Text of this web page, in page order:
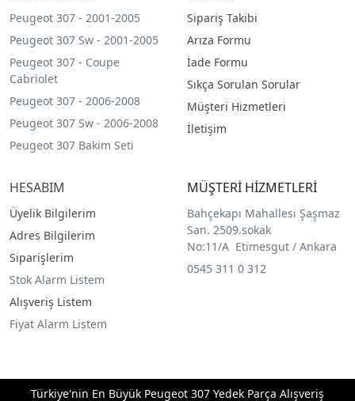
Peugeot 307 - 2001-2005
Peugeot 307 Sw - 2001-2005
Peugeot 307 - Coupe
Cabriolet
Peugeot 307 - 2006-2008
Peugeot 307 Sw - 2006-2008
Peugeot 307 Bakim Seti
Sipariş Takibi
Arıza Formu
İade Formu
Sıkça Sorulan Sorular
Müşteri Hizmetleri
İletişim
HESABIM
Üyelik Bilgilerim
Adres Bilgilerim
Siparişlerim
Stok Alarm Listem
Alışveriş Listem
Fiyat Alarm Listem
MÜŞTERİ HİZMETLERİ
Bahçekapı Mahallesi Şaşmaz
San. 2509.sokak
No:11/A Etimesgut / Ankara
0545 311 0 312
Türkiye'nin En Büyük Peugeot 307 Yedek Parça Alışveriş